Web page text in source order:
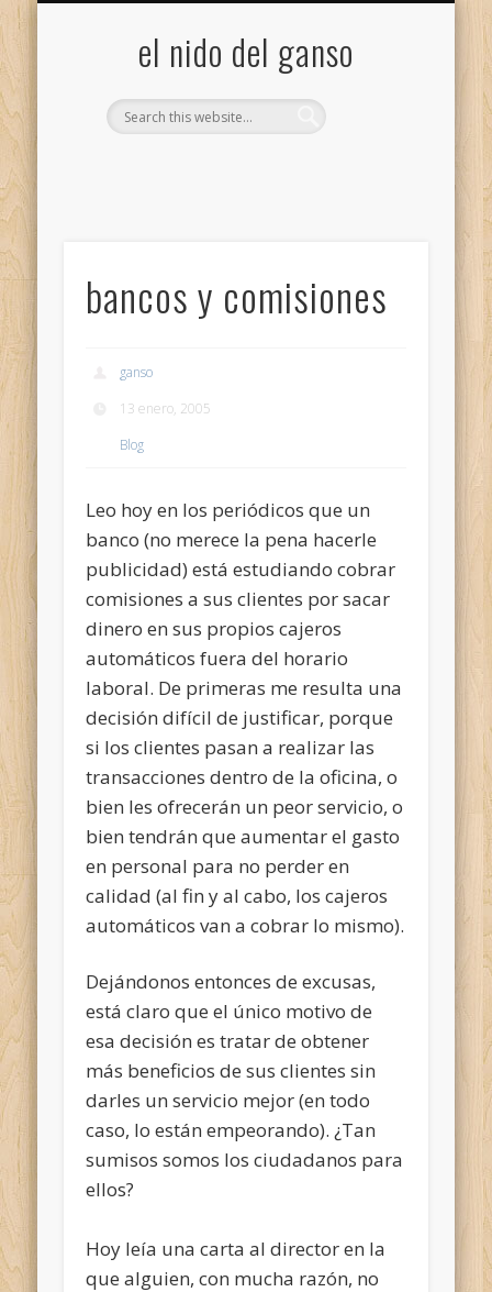
el nido del ganso
bancos y comisiones
ganso
13 enero, 2005
Blog
Leo hoy en los periódicos que un
banco (no merece la pena hacerle
publicidad) está estudiando cobrar
comisiones a sus clientes por sacar
dinero en sus propios cajeros
automáticos fuera del horario
laboral. De primeras me resulta una
decisión difícil de justificar, porque
si los clientes pasan a realizar las
transacciones dentro de la oficina, o
bien les ofrecerán un peor servicio, o
bien tendrán que aumentar el gasto
en personal para no perder en
calidad (al fin y al cabo, los cajeros
automáticos van a cobrar lo mismo).
Dejándonos entonces de excusas,
está claro que el único motivo de
esa decisión es tratar de obtener
más beneficios de sus clientes sin
darles un servicio mejor (en todo
caso, lo están empeorando). ¿Tan
sumisos somos los ciudadanos para
ellos?
Hoy leía una carta al director en la
que alguien, con mucha razón, no